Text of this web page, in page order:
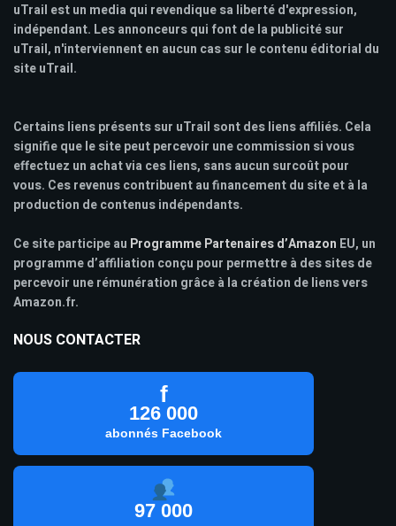
uTrail est un media qui revendique sa liberté d'expression,
indépendant. Les annonceurs qui font de la publicité sur
uTrail, n'interviennent en aucun cas sur le contenu éditorial du
site uTrail.
Certains liens présents sur uTrail sont des liens affiliés. Cela
signifie que le site peut percevoir une commission si vous
effectuez un achat via ces liens, sans aucun surcoût pour
vous. Ces revenus contribuent au financement du site et à la
production de contenus indépendants.
Ce site participe au Programme Partenaires d’Amazon EU, un
programme d’affiliation conçu pour permettre à des sites de
percevoir une rémunération grâce à la création de liens vers
Amazon.fr.
NOUS CONTACTER
f
126 000
abonnés Facebook
97 000